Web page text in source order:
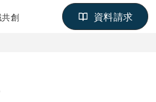
創 資料請求